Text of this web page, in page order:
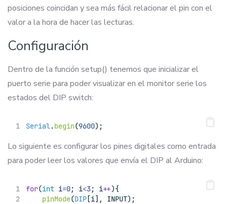
posiciones coincidan y sea más fácil relacionar el pin con el
valor a la hora de hacer las lecturas.
Configuración
Dentro de la función setup() tenemos que inicializar el
puerto serie para poder visualizar en el monitor serie los
estados del DIP switch:
Serial.begin(9600);
Lo siguiente es configurar los pines digitales como entrada
para poder leer los valores que envía el DIP al Arduino:
for(int i=0; i<3; i++){
pinMode(DIP [i], INPUT);